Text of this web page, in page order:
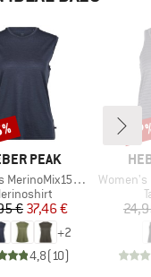
PEAK
PineconeHe. Loose Tank
Preis
€reduzierter Preis
37,46 €
+2
4,8(10)
Artikel
Women's